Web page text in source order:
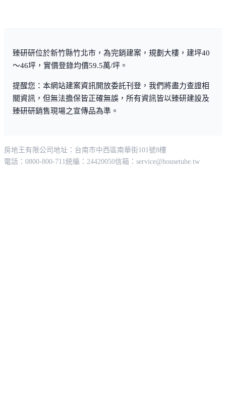
臻研研位於新竹縣竹北市，為完銷建案，規劃大樓，建坪40
～46坪，實價登錄均價59.5萬/坪。
提醒您：本網站建案資訊開放委託刊登，我們將盡力查證相
關資訊，但無法擔保皆正確無誤，所有資訊皆以臻研建設及
臻研研銷售現場之宣傳品為準。
房地王有限公司 地址：台南市中西區南華街101號8樓
電話：0800-800-711統編：24420050信箱： service@housetube.tw